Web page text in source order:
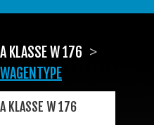
A KLASSE W 176 >
WAGENTYPE
A KLASSE W 176